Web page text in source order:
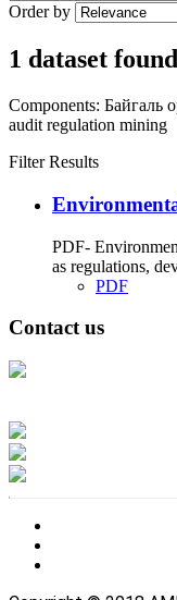
Order by
1 dataset found
Components: Байгаль
audit regulation mining
Filter Results
PDF-
as regulations,
PDF
Contact us